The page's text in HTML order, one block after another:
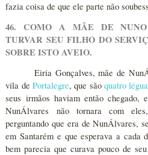
fazia coisa de que ele parte não
46. COMO A MÃE DE
TURVAR SEU FILHO DO
SOBRE ISTO AVEIO.
Eiria Gonçalves, mãe de
vila dePortalegre, que sãoquatro
seus irmãos haviam então chegado,
NunÁlvares não tornara com
perguntando que era de NunÁlvares,
em Santarém e que esperava a cada
bem parecia que curava pouco de